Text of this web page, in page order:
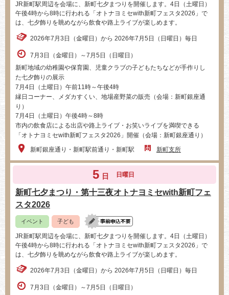
JR新町駅周辺を会場に、新町七夕まつりを開催します。4日（土曜日）
午後4時から8時に行われる「オトナヨミセwith新町フェスタ2026」で
は、七夕飾りを眺めながら飲食や路上ライブが楽しめます。
2026年7月3日（金曜日）から 2026年7月5日（日曜日）毎日
7月3日（金曜日）～7月5日（日曜日）
新町地域の幼稚園や保育園、児童クラブの子どもたちなどが手作りし
た七夕飾りの展示
7月4日（土曜日）午前11時～午後4時
縁日コーナー、メダカすくい、地場産野菜の販売（会場：新町銀座通
り）
7月4日（土曜日）午後4時～8時
市内の飲食店による出店や路上ライブ・お笑いライブを満喫できる
「オトナヨミセwith新町フェスタ2026」開催（会場：新町銀座通り）
新町銀座通り・新町駅前通り・新町駅
新町支所
5 日 日曜日
新町七夕まつり・第十三夜オトナヨミセwith新町フェ
スタ2026
イベント 子ども
JR新町駅周辺を会場に、新町七夕まつりを開催します。4日（土曜日）
午後4時から8時に行われる「オトナヨミセwith新町フェスタ2026」で
は、七夕飾りを眺めながら飲食や路上ライブが楽しめます。
2026年7月3日（金曜日）から 2026年7月5日（日曜日）毎日
7月3日（金曜日）～7月5日（日曜日）